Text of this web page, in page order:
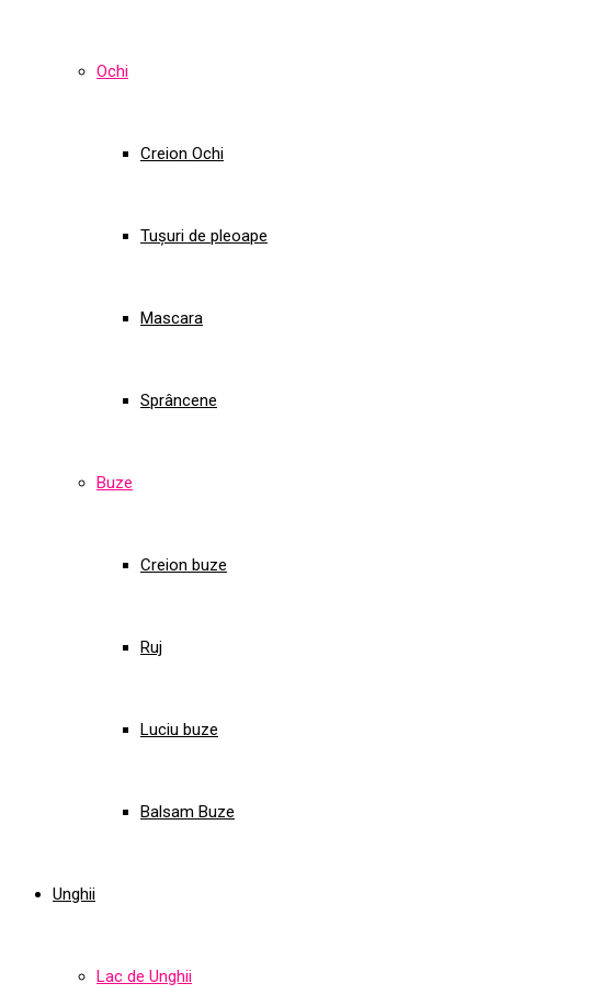
Ochi
Creion Ochi
Tușuri de pleoape
Mascara
Sprâncene
Buze
Creion buze
Ruj
Luciu buze
Balsam Buze
Unghii
Lac de Unghii